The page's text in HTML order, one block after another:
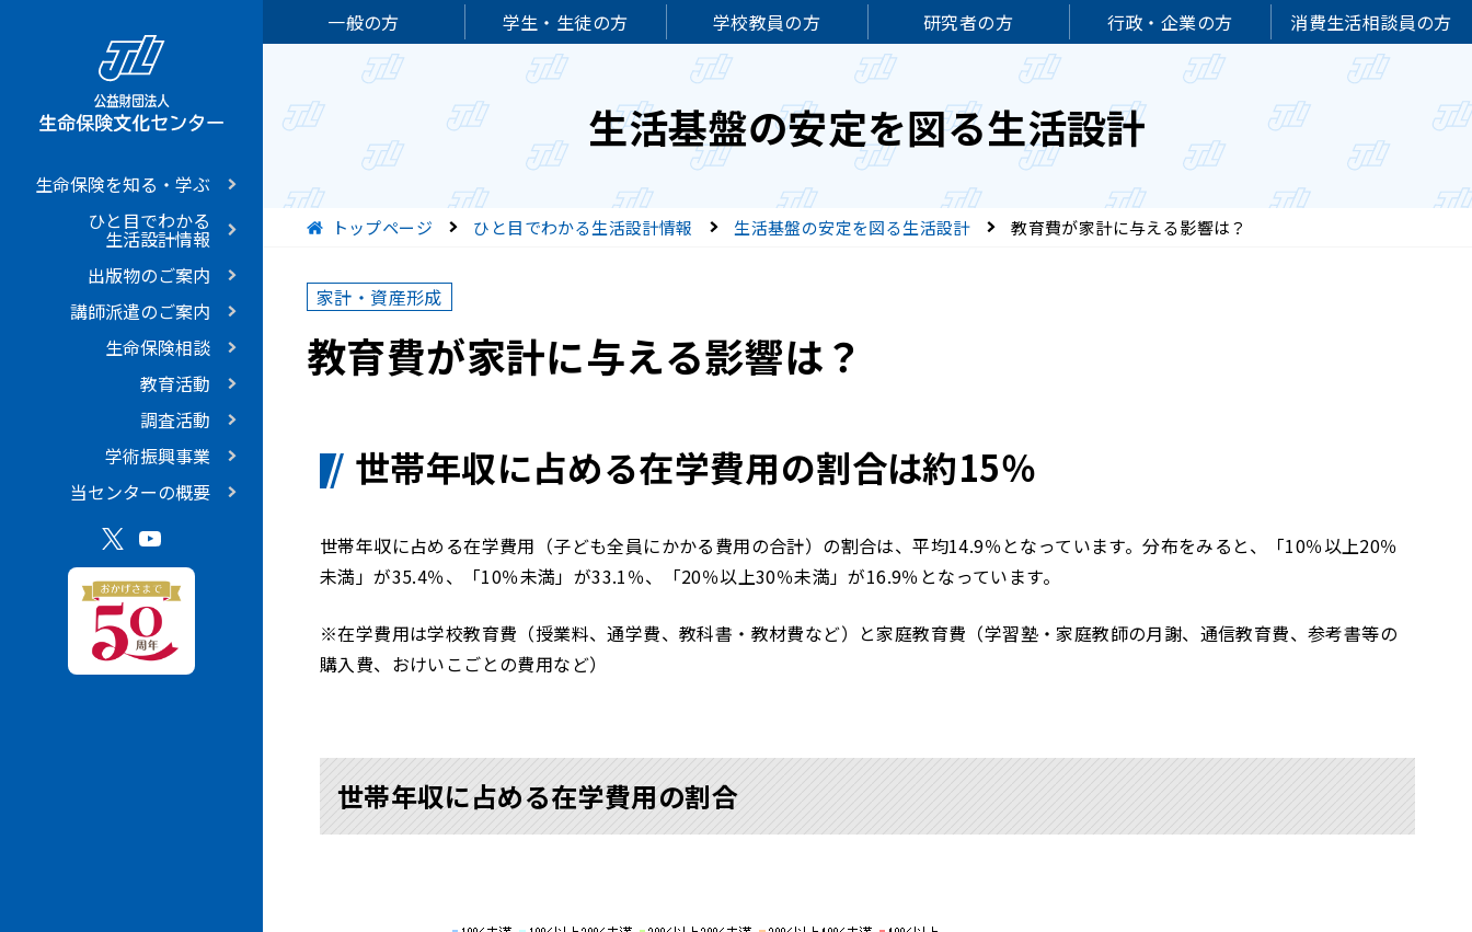
一般の方 学生・生徒の方 学校教員の方 研究者の方 行政・企業の方 消費生活相談員の方
生命保険を知る・学ぶ
ひと目でわかる
生活設計情報
出版物のご案内
講師派遣のご案内
生命保険相談
教育活動
調査活動
学術振興事業
当センターの概要
生活基盤の安定を図る生活設計
現在位置 トップページ ひと目でわかる生活設計情報 生活基盤の安定を図る生活設計 教育費が家計に与える影響は？
家計・資産形成
教育費が家計に与える影響は？
世帯年収に占める在学費用の割合は約15％
世帯年収に占める在学費用（子ども全員にかかる費用の合計）の割合は、平均14.9％となっています。分布をみると、「10％以上20％
未満」が35.4％、「10％未満」が33.1％、「20％以上30％未満」が16.9％となっています。
※在学費用は学校教育費（授業料、通学費、教科書・教材費など）と家庭教育費（学習塾・家庭教師の月謝、通信教育費、参考書等の
購入費、おけいこごとの費用など）
世帯年収に占める在学費用の割合